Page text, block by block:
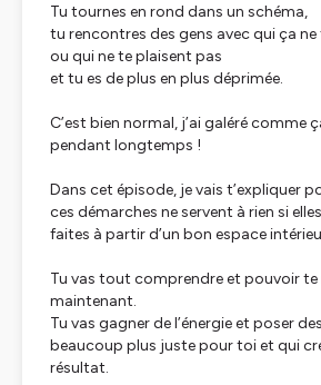
Tu tournes en rond dans un schéma,
tu rencontres des gens avec qui ça
ou qui ne te plaisent pas
et tu es de plus en plus déprimée.
C’est bien normal, j’ai galéré comme
pendant longtemps !
Dans cet épisode, je vais t’expliquer
ces démarches ne servent à rien si
faites à partir d’un bon espace
Tu vas tout comprendre et pouvoir te
maintenant.
Tu vas gagner de l’énergie et poser
beaucoup plus juste pour toi et qui
résultat.